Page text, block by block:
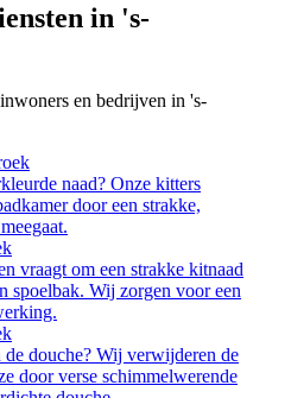
in 's-
en bedrijven in 's-
naad? Onze kitters
door een strakke,
vraagt om een strakke kitnaad
spoelbak. Wij zorgen voor een
douche? Wij verwijderen de
door verse schimmelwerende